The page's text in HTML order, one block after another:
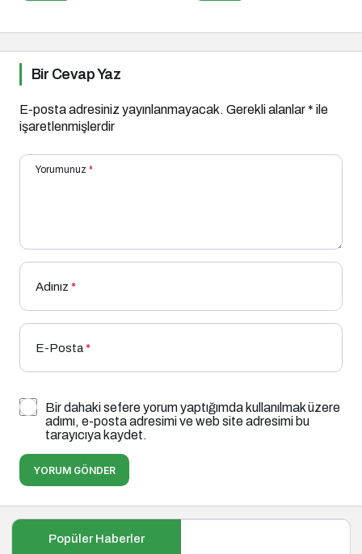
Bir Cevap Yaz
E-posta adresiniz yayınlanmayacak. Gerekli alanlar* ile
işaretlenmişlerdir
Yorumunuz *
Adınız *
E-Posta*
Bir dahaki sefere yorum yaptığımda kullanılmak üzere
adımı, e-posta adresimi ve web site adresimi bu
tarayıcıya kaydet.
YORUM GÖNDER
Popüler Haberler